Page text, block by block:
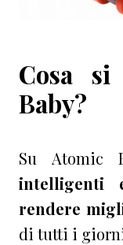
Cosa
Baby?
Su Atomic
intelligenti
rendere
di tutti i